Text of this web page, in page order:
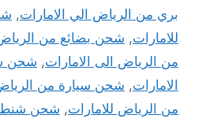
بري من الرياض الي الامارات,
للامارات, شحن بضائع من الرياض
من الرياض الى الامارات, شحن
الامارات, شحن سيارة من
من الرياض للامارات, شحن